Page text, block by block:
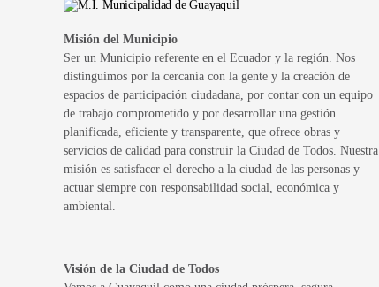
Misión del Municipio
Ser un Municipio referente en el Ecuador y la región. Nos
distinguimos por la cercanía con la gente y la creación de
espacios de participación ciudadana, por contar con un equipo
de trabajo comprometido y por desarrollar una gestión
planificada, eficiente y transparente, que ofrece obras y
servicios de calidad para construir la Ciudad de Todos. Nuestra
misión es satisfacer el derecho a la ciudad de las personas y
actuar siempre con responsabilidad social, económica y
ambiental.
Visión de la Ciudad de Todos